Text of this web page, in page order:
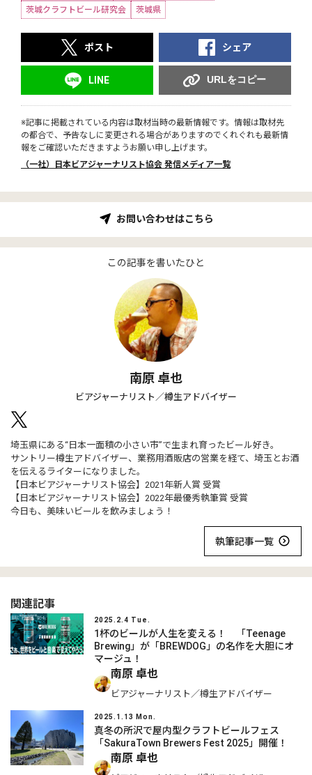
茨城クラフトビール研究会
茨城県
ポスト シェア
LINE URLをコピー
※記事に掲載されている内容は取材当時の最新情報です。情報は取材先
の都合で、予告なしに変更される場合がありますのでくれぐれも最新情
報をご確認いただきますようお願い申し上げます。
（一社）日本ビアジャーナリスト協会 発信メディア一覧
お問い合わせはこちら
この記事を書いたひと
南原 卓也
ビアジャーナリスト／樽生アドバイザー
埼玉県にある“日本一面積の小さい市”で生まれ育ったビール好き。
サントリー樽生アドバイザー、業務用酒販店の営業を経て、埼玉とお酒
を伝えるライターになりました。
【日本ビアジャーナリスト協会】2021年新人賞 受賞
【日本ビアジャーナリスト協会】2022年最優秀執筆賞 受賞
今日も、美味いビールを飲みましょう！
執筆記事一覧
関連記事
2025.2.4 Tue.
1杯のビールが人生を変える！ 「Teenage
Brewing」が「BREWDOG」の名作を大胆にオ
マージュ！
南原 卓也
ビアジャーナリスト／樽生アドバイザー
2025.1.13 Mon.
真冬の所沢で屋内型クラフトビールフェス
「SakuraTown Brewers Fest 2025」開催！
南原 卓也